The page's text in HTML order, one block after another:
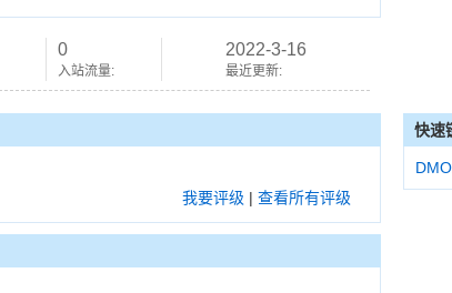
0
入站流量:
2022-3-16
最近更新:
我要评级 | 查看所有评级
快速